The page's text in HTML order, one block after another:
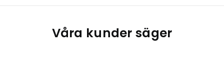
Våra kunder säger